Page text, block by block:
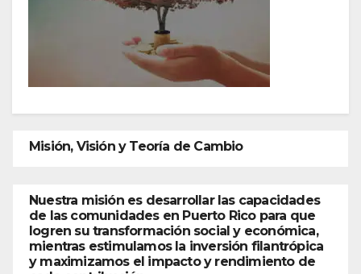
Misión, Visión y Teoría de Cambio
Nuestra misión es desarrollar las capacidades
de las comunidades en Puerto Rico para que
logren su transformación social y económica,
mientras estimulamos la inversión filantrópica
y maximizamos el impacto y rendimiento de